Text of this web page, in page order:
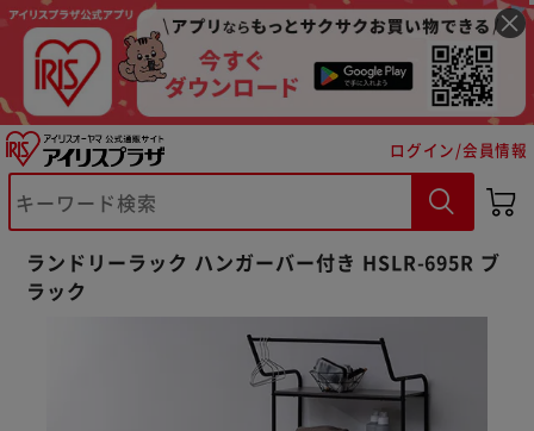
ログイン/会員情報
ランドリーラック ハンガーバー付き HSLR-695R ブ
ラック